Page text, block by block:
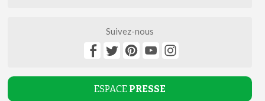
Suivez-nous
ESPACE PRESSE